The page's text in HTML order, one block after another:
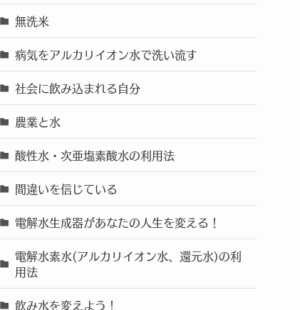
無洗米
病気をアルカリイオン水で洗い流す
社会に飲み込まれる自分
農業と水
酸性水・次亜塩素酸水の利用法
間違いを信じている
電解水生成器があなたの人生を変える！
電解水素水(アルカリイオン水、還元水)の利
用法
飲み水を変えよう！